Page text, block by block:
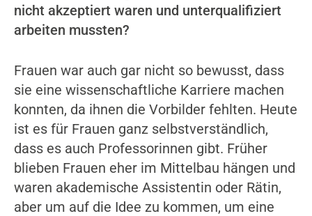
nicht akzeptiert waren und unterqualifiziert
arbeiten mussten?
Frauen war auch gar nicht so bewusst, dass
sie eine wissenschaftliche Karriere machen
konnten, da ihnen die Vorbilder fehlten. Heute
ist es für Frauen ganz selbstverständlich,
dass es auch Professorinnen gibt. Früher
blieben Frauen eher im Mittelbau hängen und
waren akademische Assistentin oder Rätin,
aber um auf die Idee zu kommen, um eine